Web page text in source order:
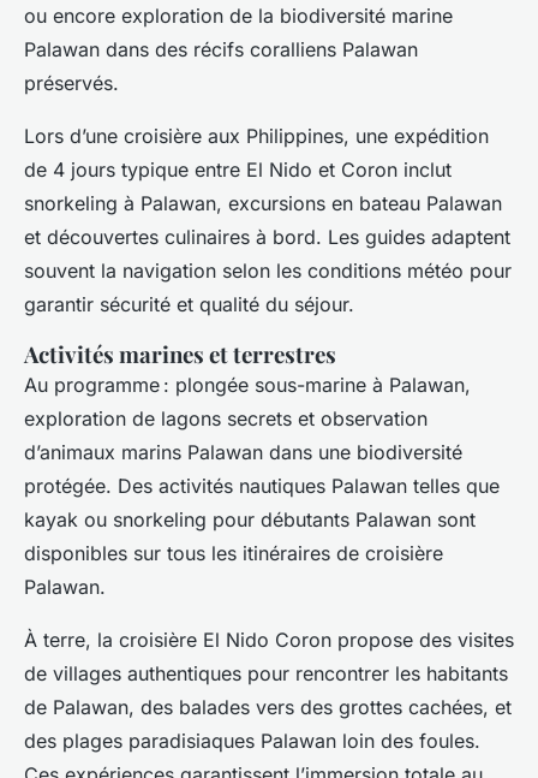
ou encore exploration de la biodiversité marine
Palawan dans des récifs coralliens Palawan
préservés.
Lors d’une croisière aux Philippines, une expédition
de 4 jours typique entre El Nido et Coron inclut
snorkeling à Palawan, excursions en bateau Palawan
et découvertes culinaires à bord. Les guides adaptent
souvent la navigation selon les conditions météo pour
garantir sécurité et qualité du séjour.
Activités marines et terrestres
Au programme : plongée sous-marine à Palawan,
exploration de lagons secrets et observation
d’animaux marins Palawan dans une biodiversité
protégée. Des activités nautiques Palawan telles que
kayak ou snorkeling pour débutants Palawan sont
disponibles sur tous les itinéraires de croisière
Palawan.
À terre, la croisière El Nido Coron propose des visites
de villages authentiques pour rencontrer les habitants
de Palawan, des balades vers des grottes cachées, et
des plages paradisiaques Palawan loin des foules.